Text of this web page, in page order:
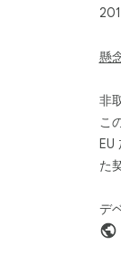
懸
デ
非
こ
EU
た